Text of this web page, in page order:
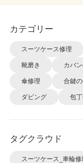
カテゴリー
スーツケース修理
靴磨き カバ
傘修理 合鍵
ダビング 包
タグクラウド
スーツケース_車輪修